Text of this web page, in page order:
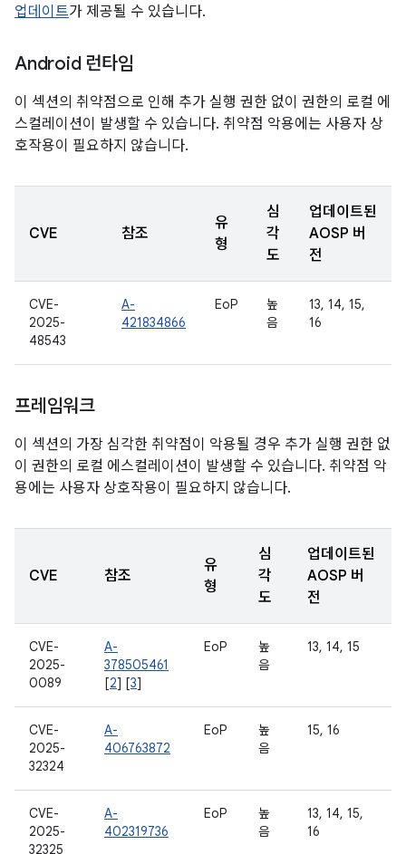
업데이트가 제공될 수 있습니다.
Android 런타임
이 섹션의 취약점으로 인해 추가 실행 권한 없이 권한의 로컬 에
스컬레이션이 발생할 수 있습니다. 취약점 악용에는 사용자 상
호작용이 필요하지 않습니다.
CVE 참조
유
형
심
각
도
업데이트된
AOSP 버
전
CVE-
2025-
48543
A-
421834866
EoP
높
음
13, 14, 15,
16
프레임워크
이 섹션의 가장 심각한 취약점이 악용될 경우 추가 실행 권한 없
이 권한의 로컬 에스컬레이션이 발생할 수 있습니다. 취약점 악
용에는 사용자 상호작용이 필요하지 않습니다.
CVE 참조
유
형
심
각
도
업데이트된
AOSP 버
전
CVE-
2025-
0089
A-
378505461
[2] [3]
EoP
높
음
13, 14, 15
CVE-
2025-
32324
A-
406763872
EoP
높
음
15, 16
CVE-
2025-
32325
A-
402319736
EoP
높
음
13, 14, 15,
16